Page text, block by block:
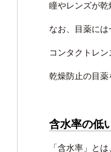
瞳やレンズが乾
なお、目薬には
コンタクトレ
乾燥防止の目薬
含水率の低
「含水率」と